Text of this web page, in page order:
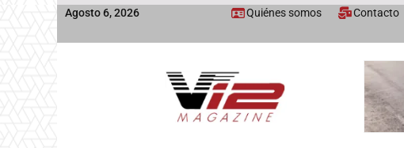
Agosto 6, 2026 Quiénes somos Contacto